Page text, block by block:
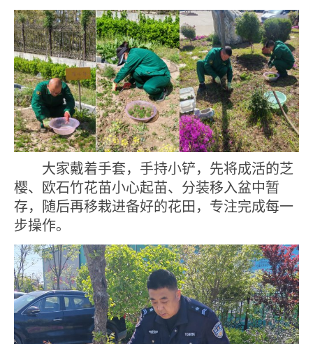
大家戴着手套， 手持小铲，先将成活的芝
樱、欧石竹花苗小心起苗、分装移入盆中暂
存，随后再移栽进备好的花田，专注完成每一
步操作。